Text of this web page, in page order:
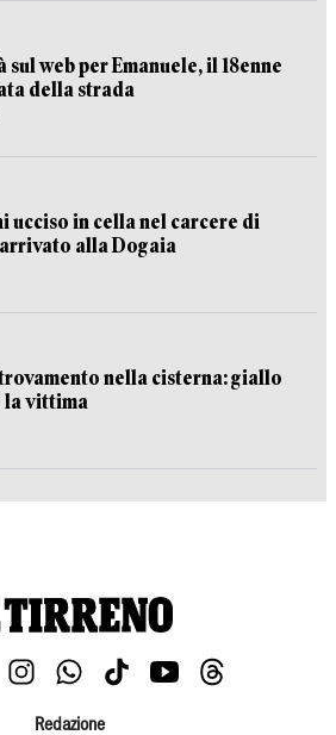
web per Emanuele, il 18enne
della strada
ucciso in cella nel carcere di
alla Dogaia
nella cisterna: giallo
la vittima
Redazione